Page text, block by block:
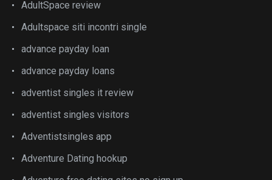
AdultSpace review
Adultspace siti incontri single
advance payday loan
advance payday loans
adventist singles it review
adventist singles visitors
Adventistsingles app
Adventure Dating hookup